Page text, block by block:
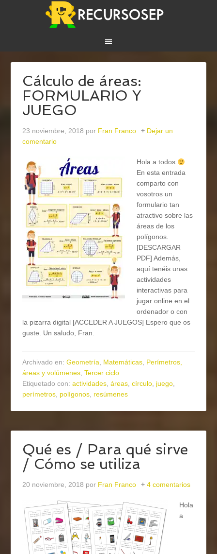
Cálculo de áreas:
FORMULARIO Y
JUEGO
23 noviembre, 2018 por Fran Franco
Dejar un
comentario
Hola a todos
En esta entrada
comparto con
vosotros un
formulario tan
atractivo sobre las
áreas de los
polígonos.
[DESCARGAR
PDF] Además,
aquí tenéis unas
actividades
interactivas para
jugar online en el
ordenador o con
la pizarra digital [ACCEDER A JUEGOS] Espero que os
guste. Un saludo, Fran.
Archivado en:Geometría, Matemáticas, Perímetros,
áreas y volúmenes,Tercer ciclo
Etiquetado con:actividades,áreas,círculo, juego,
perímetros, polígonos, resúmenes
Qué es / Para qué sirve
/ Cómo se utiliza
20 noviembre, 2018 por Fran Franco 4 comentarios
Hola
a